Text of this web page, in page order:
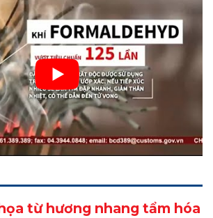
từ hương nhang tẩm hóa